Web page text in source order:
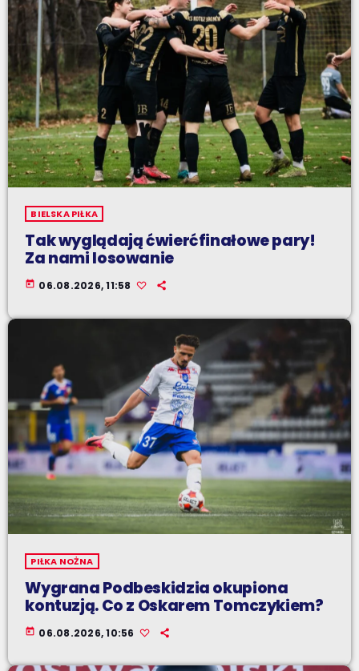
BIELSKA PIŁKA
Tak wyglądają ćwierćfinałowe pary!
Za nami losowanie
today 06.08.2026, 11:58
PIŁKA NOŻNA
Wygrana Podbeskidzia okupiona
kontuzją. Co z Oskarem Tomczykiem?
today 06.08.2026, 10:56